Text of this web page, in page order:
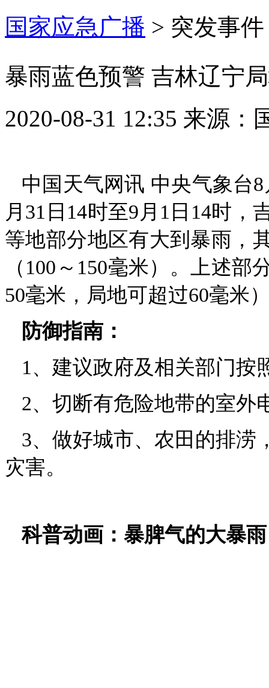
国家应急广播 > 突发事件
暴雨蓝色预警 吉林辽宁
2020-08-31 12:35 来源：
中国天气网讯 中央气象台
月31日14时至9月1日14时
等地部分地区有大到暴雨，
（100～150毫米）。上述
50毫米，局地可超过60毫米
防御指南：
1、建议政府及相关部门按
2、切断有危险地带的室外
3、做好城市、农田的排涝
灾害。
科普动画：暴脾气的大暴雨